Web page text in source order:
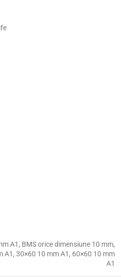
A1 , BMS orice dimensiune 10 mm,
A1 , 30×60 10 mm A1 , 60×60 10 mm
A1